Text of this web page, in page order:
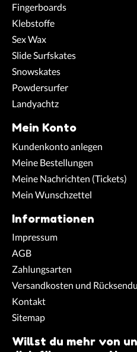
Fingerboards
Klebstoffe
Sex Wax
Slide Surfskates
Snowskates
Powdersurfer
Landyachtz
Mein Konto
Kundenkonto anlegen
Meine Bestellungen
Meine Nachrichten (Tickets)
Mein Wunschzettel
Informationen
Impressum
AGB
Zahlungsarten
Versandkosten und
Kontakt
Sitemap
Willst du mehr von